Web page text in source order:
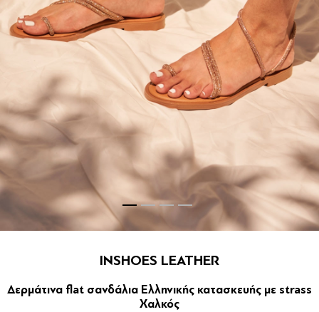
INSHOES LEATHER
Δερμάτινα flat σανδάλια Ελληνικής κατασκευής με strass
Χαλκός